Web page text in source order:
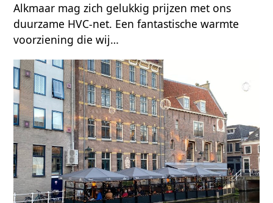
Alkmaar mag zich gelukkig prijzen met ons
duurzame HVC-net. Een fantastische warmte
voorziening die wij…